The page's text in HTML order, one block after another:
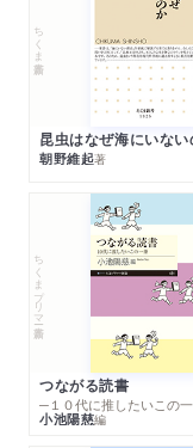
ちくま新書
昆虫はなぜ海にいな
朝野維起著
ちくまプリマー新書
つながる読書
─１０代に推したいこの
小池陽慈編